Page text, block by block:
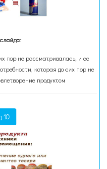
пор не рассматривалась, и ее
которая до сих пор не
продуктом
10